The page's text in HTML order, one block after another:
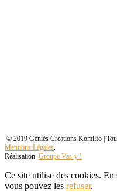
© 2019 Géniès Créations Komilfo |
Mentions Légales.
Réalisation Groupe Vas-y !
Ce site utilise des cookies.
vous pouvez les refuser.